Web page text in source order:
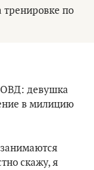
девушка
в милицию
скажу, я